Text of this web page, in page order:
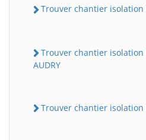
Trouver chantier isolation
Trouver chantier isolation
AUDRY
Trouver chantier isolation